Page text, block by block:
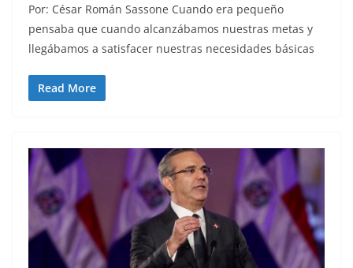
Por: César Román Sassone Cuando era pequeño
pensaba que cuando alcanzábamos nuestras metas y
llegábamos a satisfacer nuestras necesidades básicas
Read More